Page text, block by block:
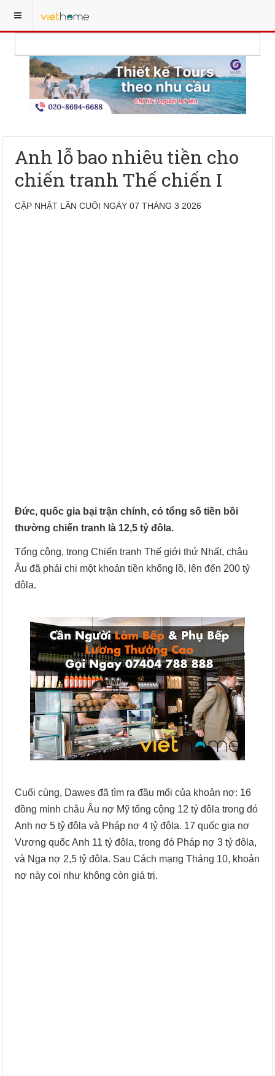
Anh lỗ bao nhiêu tiền cho
chiến tranh Thế chiến I
CẬP NHẬT LẦN CUỐI NGÀY 07 THÁNG 3 2026
Đức, quốc gia bại trận chính, có tổng số tiền bồi
thường chiến tranh là 12,5 tỷ đôla.
Tổng cộng, trong Chiến tranh Thế giới thứ Nhất, châu
Âu đã phải chi một khoản tiền khổng lồ, lên đến 200 tỷ
đôla.
Cuối cùng, Dawes đã tìm ra đầu mối của khoản nợ: 16
đồng minh châu Âu nợ Mỹ tổng cộng 12 tỷ đôla trong đó
Anh nợ 5 tỷ đôla và Pháp nợ 4 tỷ đôla. 17 quốc gia nợ
Vương quốc Anh 11 tỷ đôla, trong đó Pháp nợ 3 tỷ đôla,
và Nga nợ 2,5 tỷ đôla. Sau Cách mạng Tháng 10, khoản
nợ này coi như không còn giá trị.